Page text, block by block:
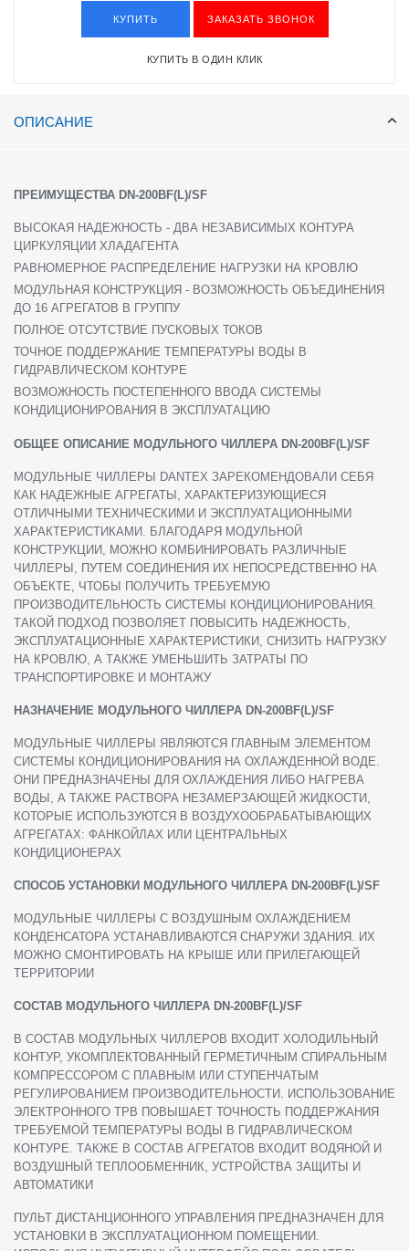
КУПИТЬ ЗАКАЗАТЬ ЗВОНОК
КУПИТЬ В ОДИН КЛИК
ОПИСАНИЕ
ПРЕИМУЩЕСТВА DN-200BF(L)/SF
ВЫСОКАЯ НАДЕЖНОСТЬ - ДВА НЕЗАВИСИМЫХ КОНТУРА
ЦИРКУЛЯЦИИ ХЛАДАГЕНТА
РАВНОМЕРНОЕ РАСПРЕДЕЛЕНИЕ НАГРУЗКИ НА КРОВЛЮ
МОДУЛЬНАЯ КОНСТРУКЦИЯ - ВОЗМОЖНОСТЬ ОБЪЕДИНЕНИЯ
ДО 16 АГРЕГАТОВ В ГРУППУ
ПОЛНОЕ ОТСУТСТВИЕ ПУСКОВЫХ ТОКОВ
ТОЧНОЕ ПОДДЕРЖАНИЕ ТЕМПЕРАТУРЫ ВОДЫ В
ГИДРАВЛИЧЕСКОМ КОНТУРЕ
ВОЗМОЖНОСТЬ ПОСТЕПЕННОГО ВВОДА СИСТЕМЫ
КОНДИЦИОНИРОВАНИЯ В ЭКСПЛУАТАЦИЮ
ОБЩЕЕ ОПИСАНИЕ МОДУЛЬНОГО ЧИЛЛЕРА DN-200BF(L)/SF
МОДУЛЬНЫЕ ЧИЛЛЕРЫ DANTEX ЗАРЕКОМЕНДОВАЛИ СЕБЯ
КАК НАДЕЖНЫЕ АГРЕГАТЫ, ХАРАКТЕРИЗУЮЩИЕСЯ
ОТЛИЧНЫМИ ТЕХНИЧЕСКИМИ И ЭКСПЛУАТАЦИОННЫМИ
ХАРАКТЕРИСТИКАМИ. БЛАГОДАРЯ МОДУЛЬНОЙ
КОНСТРУКЦИИ, МОЖНО КОМБИНИРОВАТЬ РАЗЛИЧНЫЕ
ЧИЛЛЕРЫ, ПУТЕМ СОЕДИНЕНИЯ ИХ НЕПОСРЕДСТВЕННО НА
ОБЪЕКТЕ, ЧТОБЫ ПОЛУЧИТЬ ТРЕБУЕМУЮ
ПРОИЗВОДИТЕЛЬНОСТЬ СИСТЕМЫ КОНДИЦИОНИРОВАНИЯ.
ТАКОЙ ПОДХОД ПОЗВОЛЯЕТ ПОВЫСИТЬ НАДЕЖНОСТЬ,
ЭКСПЛУАТАЦИОННЫЕ ХАРАКТЕРИСТИКИ, СНИЗИТЬ НАГРУЗКУ
НА КРОВЛЮ, А ТАКЖЕ УМЕНЬШИТЬ ЗАТРАТЫ ПО
ТРАНСПОРТИРОВКЕ И МОНТАЖУ
НАЗНАЧЕНИЕ МОДУЛЬНОГО ЧИЛЛЕРА DN-200BF(L)/SF
МОДУЛЬНЫЕ ЧИЛЛЕРЫ ЯВЛЯЮТСЯ ГЛАВНЫМ ЭЛЕМЕНТОМ
СИСТЕМЫ КОНДИЦИОНИРОВАНИЯ НА ОХЛАЖДЕННОЙ ВОДЕ.
ОНИ ПРЕДНАЗНАЧЕНЫ ДЛЯ ОХЛАЖДЕНИЯ ЛИБО НАГРЕВА
ВОДЫ, А ТАКЖЕ РАСТВОРА НЕЗАМЕРЗАЮЩЕЙ ЖИДКОСТИ,
КОТОРЫЕ ИСПОЛЬЗУЮТСЯ В ВОЗДУХООБРАБАТЫВАЮЩИХ
АГРЕГАТАХ: ФАНКОЙЛАХ ИЛИ ЦЕНТРАЛЬНЫХ
КОНДИЦИОНЕРАХ
СПОСОБ УСТАНОВКИ МОДУЛЬНОГО ЧИЛЛЕРА DN-200BF(L)/SF
МОДУЛЬНЫЕ ЧИЛЛЕРЫ С ВОЗДУШНЫМ ОХЛАЖДЕНИЕМ
КОНДЕНСАТОРА УСТАНАВЛИВАЮТСЯ СНАРУЖИ ЗДАНИЯ. ИХ
МОЖНО СМОНТИРОВАТЬ НА КРЫШЕ ИЛИ ПРИЛЕГАЮЩЕЙ
ТЕРРИТОРИИ
СОСТАВ МОДУЛЬНОГО ЧИЛЛЕРА DN-200BF(L)/SF
В СОСТАВ МОДУЛЬНЫХ ЧИЛЛЕРОВ ВХОДИТ ХОЛОДИЛЬНЫЙ
КОНТУР, УКОМПЛЕКТОВАННЫЙ ГЕРМЕТИЧНЫМ СПИРАЛЬНЫМ
КОМПРЕССОРОМ С ПЛАВНЫМ ИЛИ СТУПЕНЧАТЫМ
РЕГУЛИРОВАНИЕМ ПРОИЗВОДИТЕЛЬНОСТИ. ИСПОЛЬЗОВАНИЕ
ЭЛЕКТРОННОГО ТРВ ПОВЫШАЕТ ТОЧНОСТЬ ПОДДЕРЖАНИЯ
ТРЕБУЕМОЙ ТЕМПЕРАТУРЫ ВОДЫ В ГИДРАВЛИЧЕСКОМ
КОНТУРЕ. ТАКЖЕ В СОСТАВ АГРЕГАТОВ ВХОДИТ ВОДЯНОЙ И
ВОЗДУШНЫЙ ТЕПЛООБМЕННИК, УСТРОЙСТВА ЗАЩИТЫ И
АВТОМАТИКИ
ПУЛЬТ ДИСТАНЦИОННОГО УПРАВЛЕНИЯ ПРЕДНАЗНАЧЕН ДЛЯ
УСТАНОВКИ В ЭКСПЛУАТАЦИОННОМ ПОМЕЩЕНИИ.